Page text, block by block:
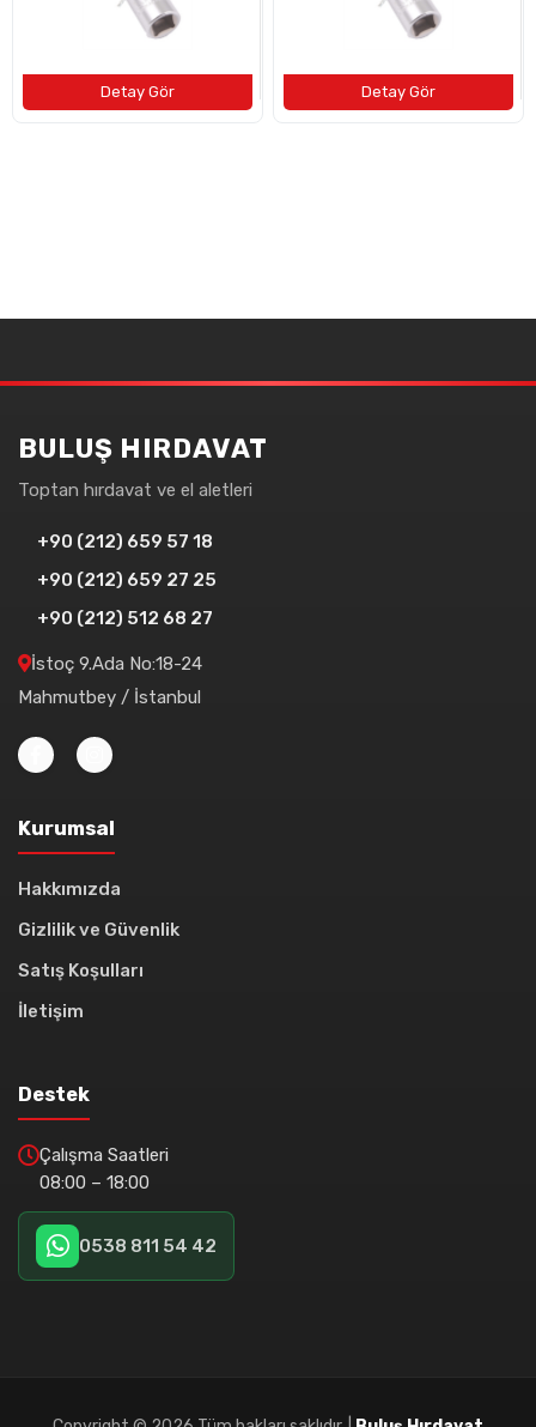
BULUŞ HIRDAVAT
Toptan hırdavat ve el aletleri
+90 (212) 659 57 18
+90 (212) 659 27 25
+90 (212) 512 68 27
İstoç 9.Ada No:18-24
Mahmutbey / İstanbul
Kurumsal
Hakkımızda
Gizlilik ve Güvenlik
Satış Koşulları
İletişim
Destek
Çalışma Saatleri
08:00 – 18:00
0538 811 54 42